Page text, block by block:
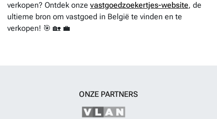
verkopen? Ontdek onze vastgoedzoekertjes-website, de
ultieme bron om vastgoed in België te vinden en te
verkopen! 🎯 🏡 💼
ONZE PARTNERS